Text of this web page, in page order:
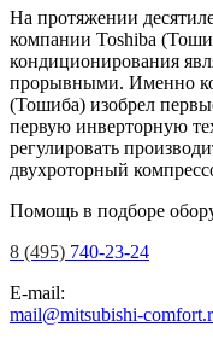
На протяжении
компании Toshiba
кондиционирования
прорывными. Именно
(Тошиба) изобрел
первую инверторную
регулировать
двухроторный
Помощь в подборе
8 (495) 740-23-24
E-mail:
mail@mitsubishi-